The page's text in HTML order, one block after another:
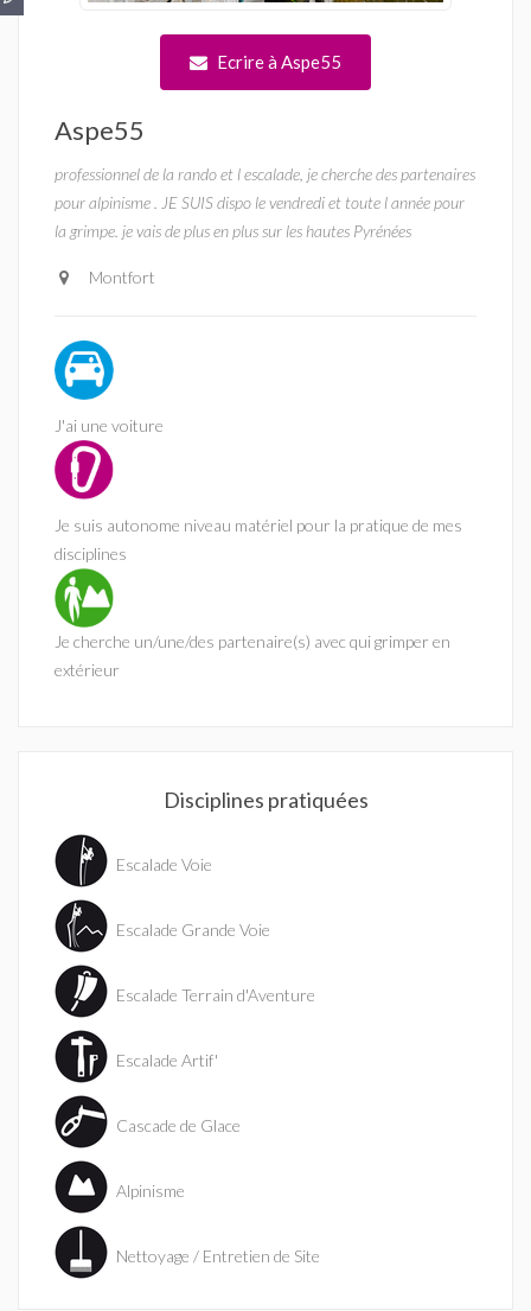
Ecrire à Aspe55
Aspe55
professionnel de la rando et l escalade, je cherche des partenaires
pour alpinisme . JE SUIS dispo le vendredi et toute l année pour
la grimpe. je vais de plus en plus sur les hautes Pyrénées
Montfort
J'ai une voiture
Je suis autonome niveau matériel pour la pratique de mes
disciplines
Je cherche un/une/des partenaire(s) avec qui grimper en
extérieur
Disciplines pratiquées
Escalade Voie
Escalade Grande Voie
Escalade Terrain d'Aventure
Escalade Artif'
Cascade de Glace
Alpinisme
Nettoyage / Entretien de Site